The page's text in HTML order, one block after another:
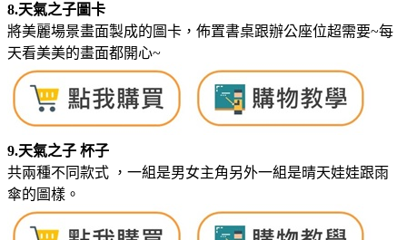
8.天氣之子圖卡
將美麗場景畫面製成的圖卡，佈置書桌跟辦公座位超需要~每
天看美美的畫面都開心~
9.天氣之子 杯子
共兩種不同款式 ，一組是男女主角另外一組是晴天娃娃跟雨
傘的圖樣。